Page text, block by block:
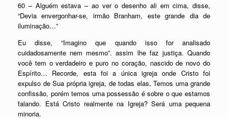
60 – Alguém estava – ao ver o desenho ali em cima, disse,
“Devia envergonhar-se, irmão Branham, este grande dia de
iluminação…”
Eu disse, “Imagino que quando isso for analisado
cuidadosamente nem mesmo”. assim lhe faz justiça. Quando
você tem o verdadeiro e puro no coração, nascido de novo do
Espírito… Recorde, esta foi a única igreja onde Cristo foi
expulso de Sua própria igreja, de todas elas, Temos uma grande
confissão, porém temos uma possessão é sobre o que estamos
falando. Está Cristo realmente na Igreja? Será uma pequena
minoria.